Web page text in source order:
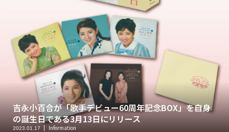
吉永小百合が「歌手デビュー60周年記念BOX」を自身
の誕生日である3月13日にリリース
2023.01.17 Information